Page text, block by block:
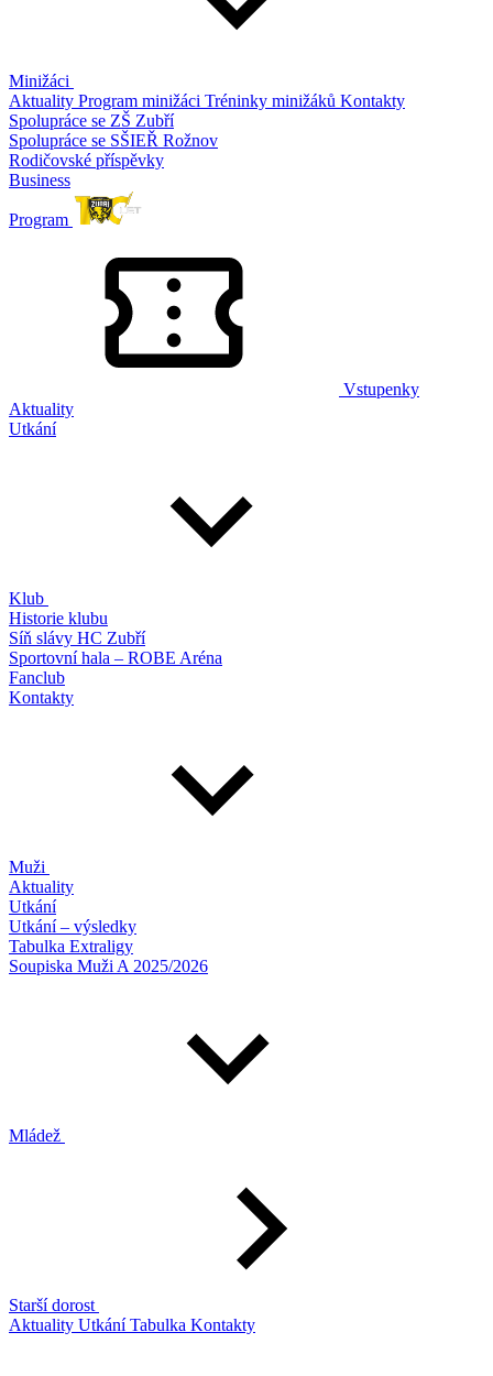
Minižáci
Aktuality Program minižáci Tréninky minižáků Kontakty
Spolupráce se ZŠ Zubří
Spolupráce se SŠIEŘ Rožnov
Rodičovské příspěvky
Business
Program
Vstupenky
Aktuality
Utkání
Klub
Historie klubu
Síň slávy HC Zubří
Sportovní hala – ROBE Aréna
Fanclub
Kontakty
Muži
Aktuality
Utkání
Utkání – výsledky
Tabulka Extraligy
Soupiska Muži A 2025/2026
Mládež
Starší dorost
Aktuality UtkáníTabulka Kontakty